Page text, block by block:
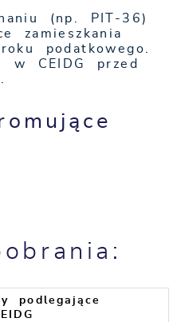
(np. PIT-36)
zamieszkania
podatkowego.
w CEIDG przed
podlegające